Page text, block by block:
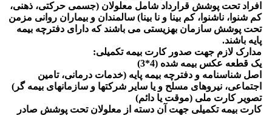
افراد تحت پوشش قرارداد شامل معلولان (جسمی حرکتی، ذهنی،
کم شنوا، ناشنوا، کم بینا و نا بینا) سالمندان و بیماران روانی مزمن
تحت پوشش سازمان بهزیستی می باشند که دارای دفترچه بیمه
پایه باشند.
مدارک لازم جهت صدور کارت بیمه تکمیلی:
یک قطعه عکس بیمه شده (4*3)
اصل شناسنامه و دفترچه بیمه پایه (خدمات درمانی، تامین
اجتماعی، نیروهای مسلح و یا سایر شرکتها و سازمانهای بیمه گر)
تصویر کارت ملی (موقت یا دائم)
کارت بیمه تکمیلی جهت آن دسته از معلولان تحت پوشش صادر